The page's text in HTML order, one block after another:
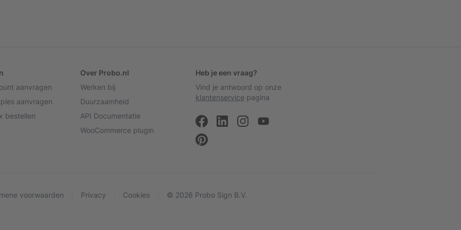
aanvragen
aanvragen
bestellen
Over Probo.nl
Werken bij
Duurzaamheid
API Documentatie
WooCommerce plugin
Heb je een vraag?
Vind je antwoord op onze
klantenservice pagina
voorwaarden Privacy Cookies © 2026 Probo Sign B.V.